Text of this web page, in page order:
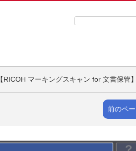
検索キーワード
【RICOH マーキングスキャン for 文書保管
前のペ